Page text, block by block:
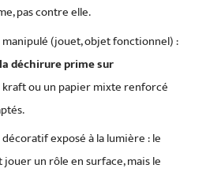
pas contre elle.
(jouet, objet fonctionnel) :
déchirure prime sur
kraft ou un papier mixte renforcé
exposé à la lumière : le
un rôle en surface, mais le